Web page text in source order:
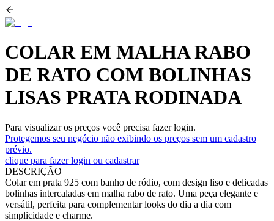
COLAR EM MALHA RABO
DE RATO COM BOLINHAS
LISAS PRATA RODINADA
Para visualizar os preços você precisa fazer login.
Protegemos seu negócio não exibindo os preços sem um cadastro
prévio.
clique para fazer login ou cadastrar
DESCRIÇÃO
Colar em prata 925 com banho de ródio, com design liso e delicadas
bolinhas intercaladas em malha rabo de rato. Uma peça elegante e
versátil, perfeita para complementar looks do dia a dia com
simplicidade e charme.